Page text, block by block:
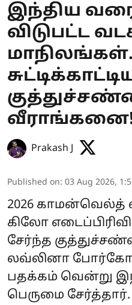
இந்திய
விடுபட்ட
Prakash J
Published on: 03 Aug 2026,
2026 காமன்வெல்த்
கிலோ
சேர்ந்த
லவ்லினா
பதக்கம் வென்று
பெருமை